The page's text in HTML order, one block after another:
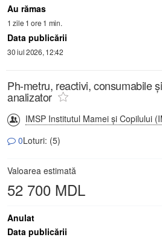
Au rămas
1 zile 1 ore 1 min.
Data publicării
30 iul 2026, 12:42
Ph-metru, reactivi, consumabile
analizator
IMSP Institutul Mamei și Copilului
0Loturi: (5)
Valoarea estimată
52 700 MDL
Anulat
Data publicării